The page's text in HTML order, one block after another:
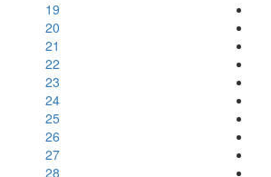
19
20
21
22
23
24
25
26
27
28